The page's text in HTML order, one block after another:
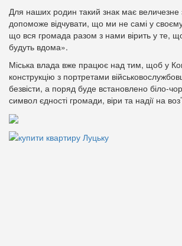
Для наших родин такий знак має величезне
допоможе відчувати, що ми не самі у своєму
що вся громада разом з нами вірить у те,
будуть вдома».
Міська влада вже працює над тим, щоб у
конструкцію з портретами
безвісти, а поряд буде встановлено біло-
символ єдності громади, віри та надії на